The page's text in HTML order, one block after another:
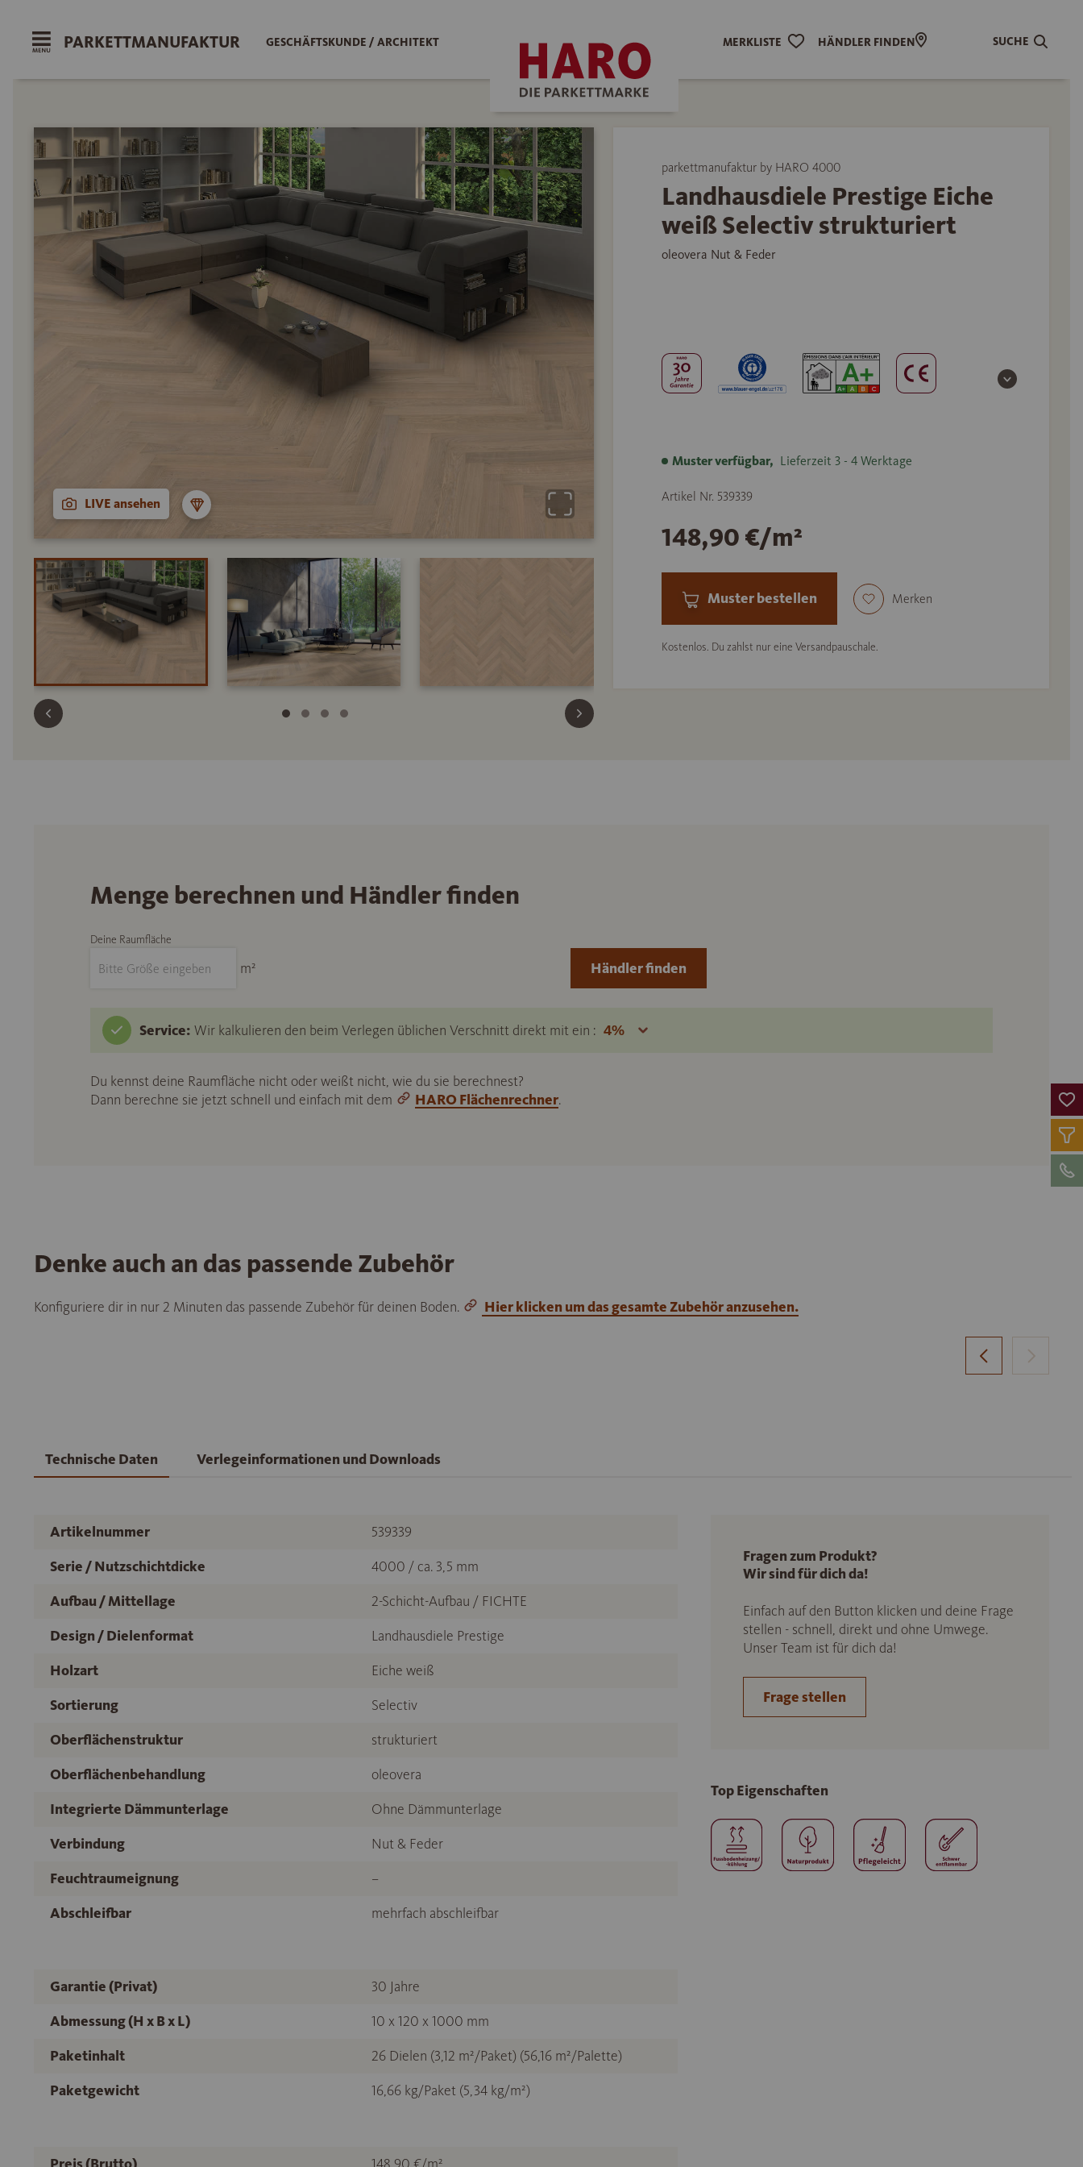
PARKETTMANUFAKTUR GESCHÄFTSKUNDE / ARCHITEKT MERKLISTE HÄNDLER FINDEN SUCHE
LIVE ansehen
parkettmanufaktur by HARO 4000
Landhausdiele Prestige Eiche
weiß Selectiv strukturiert
oleovera Nut & Feder
Muster verfügbar, Lieferzeit 3 - 4 Werktage
Artikel Nr. 539339
148,90 €/m²
Muster bestellen Merken
Kostenlos. Du zahlst nur eine Versandpauschale.
Menge berechnen und Händler finden
Deine Raumfläche
m²
Service: Wir kalkulieren den beim Verlegen üblichen Verschnitt direkt mit ein :
Du kennst deine Raumfläche nicht oder weißt nicht, wie du sie berechnest?
Dann berechne sie jetzt schnell und einfach mit dem
HARO Flächenrechner.
Händler finden
Denke auch an das passende Zubehör
Konfiguriere dir in nur 2 Minuten das passende Zubehör für deinen Boden. Hier klicken um das gesamte Zubehör anzusehen.
Technische Daten Verlegeinformationen und Downloads
Artikelnummer
539339
Serie / Nutzschichtdicke
4000 / ca. 3,5 mm
Aufbau / Mittellage
2-Schicht-Aufbau / FICHTE
Design / Dielenformat
Landhausdiele Prestige
Holzart
Eiche weiß
Sortierung
Selectiv
Oberflächenstruktur
strukturiert
Oberflächenbehandlung
oleovera
Integrierte Dämmunterlage
Ohne Dämmunterlage
Verbindung
Nut & Feder
Feuchtraumeignung
–
Abschleifbar
mehrfach abschleifbar
Garantie (Privat)
30 Jahre
Abmessung (H x B x L)
10 x 120 x 1000 mm
Paketinhalt
26 Dielen (3,12 m²/Paket) (56,16 m²/Palette)
Paketgewicht
16,66 kg/Paket (5,34 kg/m²)
Fragen zum Produkt?
Wir sind für dich da!
Einfach auf den Button klicken und deine Frage
stellen - schnell, direkt und ohne Umwege.
Unser Team ist für dich da!
Frage stellen
Top Eigenschaften